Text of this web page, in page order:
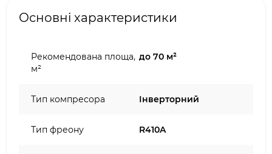
Основні характеристики
Рекомендована площа,
м²
до 70 м²
Тип компресора Інверторний
Тип фреону R410A